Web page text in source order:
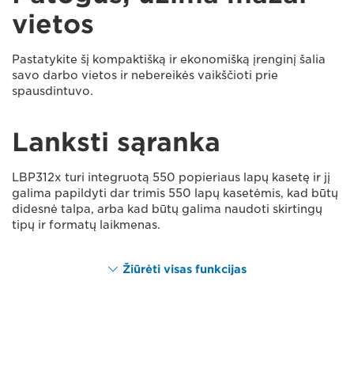
vietos
Pastatykite šį kompaktišką ir ekonomišką įrenginį šalia
savo darbo vietos ir nebereikės vaikščioti prie
spausdintuvo.
Lanksti sąranka
LBP312x turi integruotą 550 popieriaus lapų kasetę ir jį
galima papildyti dar trimis 550 lapų kasetėmis, kad būtų
didesnė talpa, arba kad būtų galima naudoti skirtingų
tipų ir formatų laikmenas.
Žiūrėti visas funkcijas